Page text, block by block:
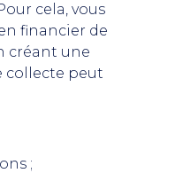
cela, vous
financier de
créant une
collecte peut
;